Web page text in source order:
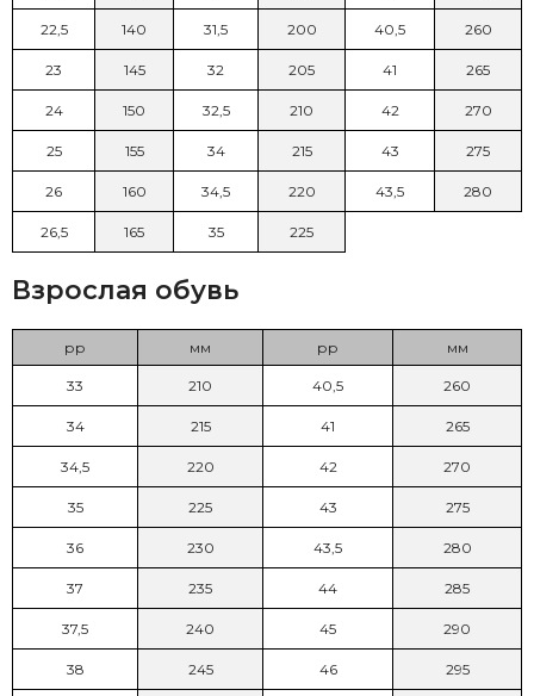
22,5 140 31,5 200 40,5 260
23 145 32 205 41 265
24 150 32,5 210 42 270
25 155 34 215 43 275
26 160 34,5 220 43,5 280
26,5 165 35 225
Взрослая обувь
рр мм рр мм
33 210 40,5 260
34 215 41 265
34,5 220 42 270
35 225 43 275
36 230 43,5 280
37 235 44 285
37,5 240 45 290
38 245 46 295